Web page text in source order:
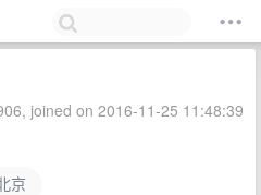
joined on 2016-11-25 11:48:39
京